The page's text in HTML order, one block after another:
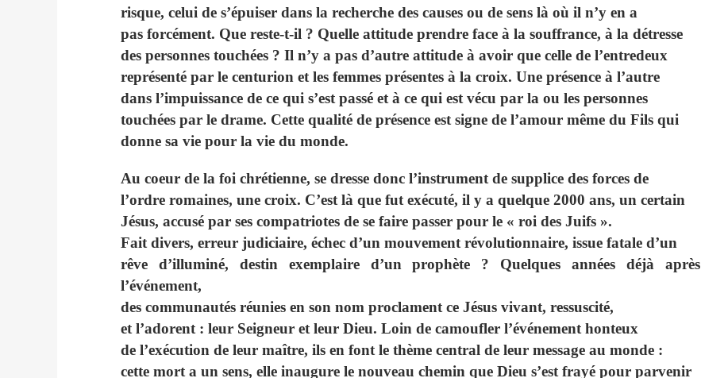
risque, celui de s’épuiser dans la recherche des causes ou de sens là où il n’y en a
pas forcément. Que reste-t-il ? Quelle attitude prendre face à la souffrance, à la détresse
des personnes touchées ? Il n’y a pas d’autre attitude à avoir que celle de l’entredeux
représenté par le centurion et les femmes présentes à la croix. Une présence à l’autre
dans l’impuissance de ce qui s’est passé et à ce qui est vécu par la ou les personnes
touchées par le drame. Cette qualité de présence est signe de l’amour même du Fils qui
donne sa vie pour la vie du monde.
Au coeur de la foi chrétienne, se dresse donc l’instrument de supplice des forces de
l’ordre romaines, une croix. C’est là que fut exécuté, il y a quelque 2000 ans, un certain
Jésus, accusé par ses compatriotes de se faire passer pour le « roi des Juifs ».
Fait divers, erreur judiciaire, échec d’un mouvement révolutionnaire, issue fatale d’un
rêve d’illuminé, destin exemplaire d’un prophète ? Quelques années déjà après
l’événement,
des communautés réunies en son nom proclament ce Jésus vivant, ressuscité,
et l’adorent : leur Seigneur et leur Dieu. Loin de camoufler l’événement honteux
de l’exécution de leur maître, ils en font le thème central de leur message au monde :
cette mort a un sens, elle inaugure le nouveau chemin que Dieu s’est frayé pour parvenir